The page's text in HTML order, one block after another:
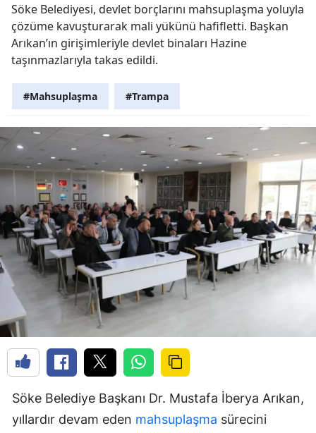
Söke Belediyesi, devlet borçlarını mahsuplaşma yoluyla
çözüme kavuşturarak mali yükünü hafifletti. Başkan
Arıkan’ın girişimleriyle devlet binaları Hazine
taşınmazlarıyla takas edildi.
#Mahsuplaşma #Trampa
Söke Belediye Başkanı Dr. Mustafa İberya Arıkan,
yıllardır devam eden mahsuplaşma sürecini